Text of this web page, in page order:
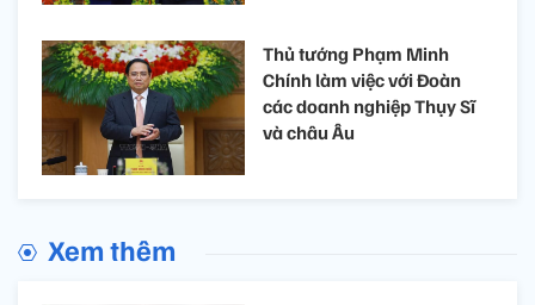
Thủ tướng Phạm Minh
Chính làm việc với Đoàn
các doanh nghiệp Thụy Sĩ
và châu Âu
Xem thêm